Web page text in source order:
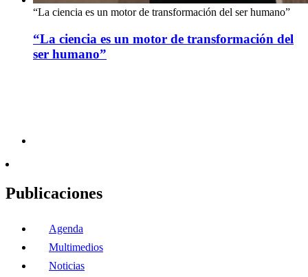
“La ciencia es un motor de transformación del ser humano”
“La ciencia es un motor de transformación del
ser humano”
Publicaciones
Agenda
Multimedios
Noticias